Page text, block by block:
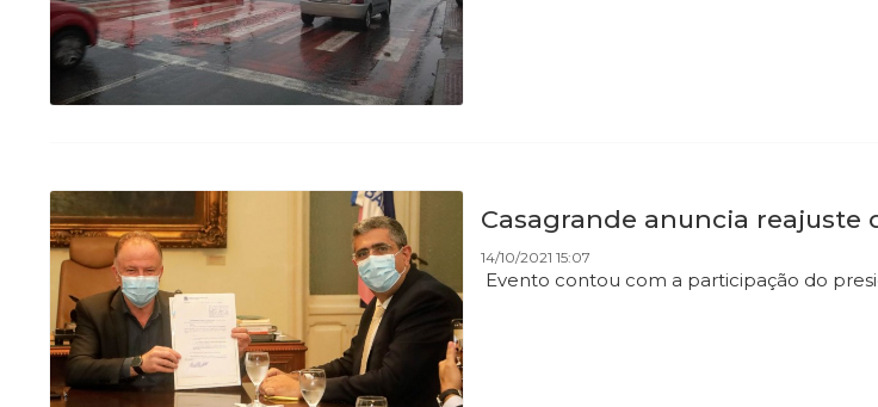
Casagrande anuncia
14/10/2021 15:07
Evento contou com a participação do